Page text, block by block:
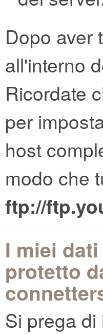
Dopo aver
all'interno
Ricordate
per
host
modo che
ftp://
I miei
protetto
Si prega